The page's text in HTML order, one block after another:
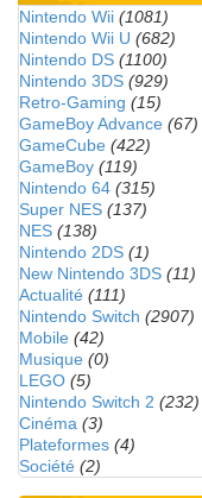
Nintendo Wii (1081)
Nintendo Wii U (682)
Nintendo DS (1100)
Nintendo 3DS (929)
Retro-Gaming (15)
GameBoy Advance (67)
GameCube (422)
GameBoy (119)
Nintendo 64 (315)
Super NES (137)
NES (138)
Nintendo 2DS (1)
New Nintendo 3DS (11)
Actualité (111)
Nintendo Switch (2907)
Mobile (42)
Musique (0)
LEGO (5)
Nintendo Switch 2 (232)
Cinéma (3)
Plateformes (4)
Société (2)